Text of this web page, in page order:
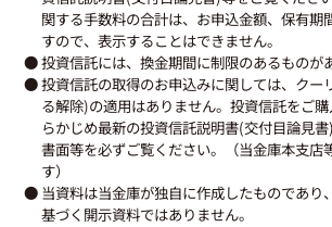
関する手数料の合計は、お申込金額、保有期
すので、表示することはできません。
● 投資信託には、換金期間に制限のあるものが
● 投資信託の取得のお申込みに関しては、クー
る解除)の適用はありません。投資信託をご
らかじめ最新の投資信託説明書(交付目論見
書面等を必ずご覧ください。（当金庫本支店
す）
● 当資料は当金庫が独自に作成したものであり
基づく開示資料ではありません。